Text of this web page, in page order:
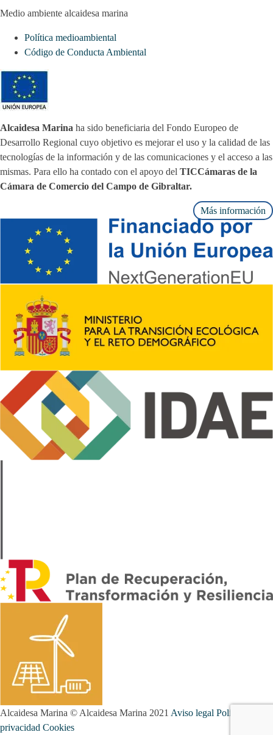
Medio ambiente alcaidesa marina
Política medioambiental
Código de Conducta Ambiental
Alcaidesa Marina ha sido beneficiaria del Fondo Europeo de
Desarrollo Regional cuyo objetivo es mejorar el uso y la calidad de las
tecnologías de la información y de las comunicaciones y el acceso a las
mismas. Para ello ha contado con el apoyo del TICCámaras de la
Cámara de Comercio del Campo de Gibraltar.
Más información
Alcaidesa Marina © Alcaidesa Marina 2021 Aviso legal Política de
privacidad Cookies